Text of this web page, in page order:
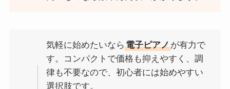
気軽に始めたいなら電子ピアノが有力で
す。コンパクトで価格も抑えやすく、調
律も不要なので、初心者には始めやすい
選択肢です。